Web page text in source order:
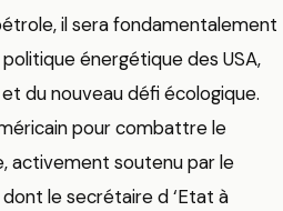
il sera fondamentalement
énergétique des USA,
du nouveau défi écologique.
pour combattre le
activement soutenu par le
le secrétaire d ‘Etat à